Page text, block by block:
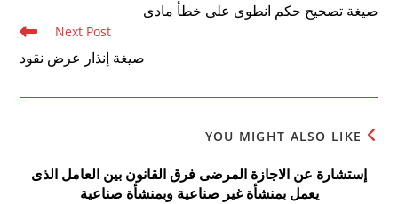
articles
صيغة تصحيح حكم انطوى على خطأ مادى
Next Post
صيغة إنذار عرض نقود
YOU MIGHT ALSO LIKE
إستشارة عن الاجازة المرضى فرق القانون بين العامل الذى
يعمل بمنشأة غير صناعية وبمنشأة صناعية